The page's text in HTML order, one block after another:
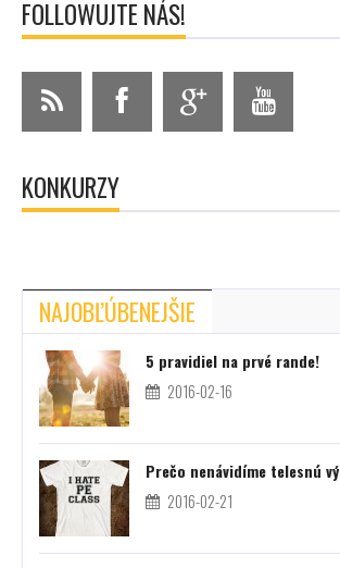
FOLLOWUJTE NÁS!
KONKURZY
NAJOBĽÚBENEJŠIE
5 pravidiel na prvé rande!
2016-02-16
Prečo nenávidíme telesnú
2016-02-21